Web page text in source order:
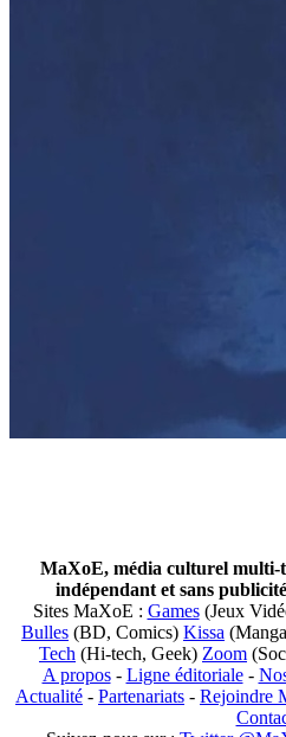
MaXoE, média culturel multi-
indépendant et sans
Sites MaXoE : Games(Jeux
Bulles (BD, Comics) Kissa
Tech (Hi-tech, Geek) Zoom
A propos- Ligne éditoriale-
Actualité - Partenariats - Rejoindre